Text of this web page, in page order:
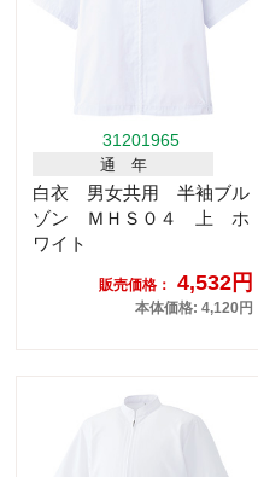
31201965
通 年
白衣 男女共用 半袖ブル
ゾン ＭＨＳ０４ 上 ホ
ワイト
販売価格： 4,532円
本体価格: 4,120円